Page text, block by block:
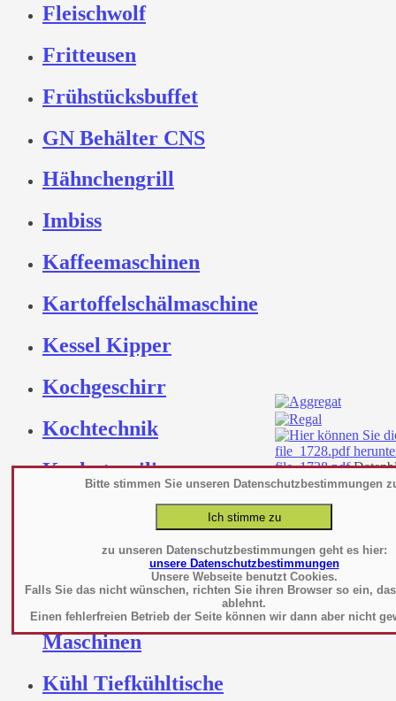
Bitte stimmen Sie unseren Datenschutzbestimmungen
zu unseren Datenschutzbestimmungen geht es hier:
unsere Datenschutzbestimmungen
Unsere Webseite benutzt Cookies.
Falls Sie das nicht wünschen, richten Sie ihren Browser so ein,
ablehnt.
Einen fehlerfreien Betrieb der Seite können wir dann aber nicht
Fleischwolf
Fritteusen
Frühstücksbuffet
GN Behälter CNS
Hähnchengrill
Imbiss
Kaffeemaschinen
Kartoffelschälmaschine
Kessel Kipper
Kochgeschirr
Kochtechnik
Kochutensilien -
Werkzeuge
Kombidämpfer
Konvektionsöfen
Küchenhelfer-
Maschinen
Kühl Tiefkühltische
file_1728.pdf